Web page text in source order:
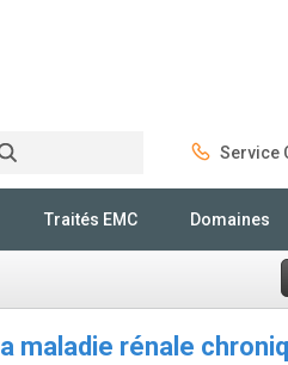
Service
Traités EMC Domaines
maladie rénale